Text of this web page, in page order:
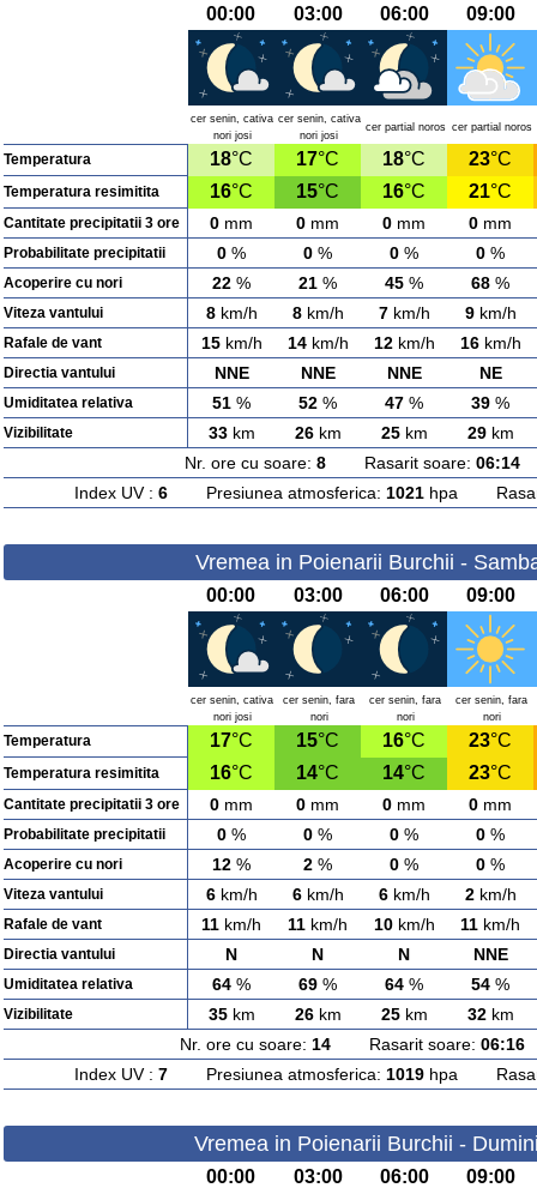
00:00 03:00 06:00 09:00
cer senin, cativa
nori josi
cer senin, cativa
nori josi
cer partial noros cer partial noros
Temperatura 18°C 17°C 18°C 23°C
Temperatura resimitita 16°C 15°C 16°C 21°C
Cantitate precipitatii 3 ore 0 mm 0 mm 0 mm 0 mm
Probabilitate precipitatii 0 % 0 % 0 % 0 %
Acoperire cu nori 22 % 21 % 45 % 68 %
Viteza vantului 8km/h 8km/h 7km/h 9km/h
Rafale de vant 15km/h 14km/h 12km/h 16km/h
Directia vantului NNE NNE NNE NE
Umiditatea relativa 51 % 52 % 47 % 39 %
Vizibilitate 33km 26km 25km 29km
Nr. ore cu soare: 8Rasarit soare: 06:14
Index UV : 6Presiunea atmosferica: 1021hpa
Vremea in Poienarii Burchii -
00:00 03:00 06:00 09:00
cer senin, cativa
nori josi
cer senin, fara
nori
cer senin, fara
nori
cer senin, fara
nori
Temperatura 17°C 15°C 16°C 23°C
Temperatura resimitita 16°C 14°C 14°C 23°C
Cantitate precipitatii 3 ore 0 mm 0 mm 0 mm 0 mm
Probabilitate precipitatii 0 % 0 % 0 % 0 %
Acoperire cu nori 12 % 2 % 0 % 0 %
Viteza vantului 6km/h 6km/h 6km/h 2km/h
Rafale de vant 11 km/h 11 km/h 10km/h 11 km/h
Directia vantului N N N NNE
Umiditatea relativa 64 % 69 % 64 % 54 %
Vizibilitate 35km 26km 25km 32km
Nr. ore cu soare: 14Rasarit soare: 06:16
Index UV : 7Presiunea atmosferica: 1019hpa
Vremea in Poienarii Burchii -
00:00 03:00 06:00 09:00